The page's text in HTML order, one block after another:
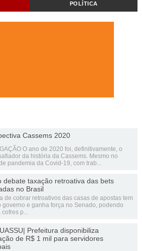
POLÍTICA
Cassems 2020
O ano de 2020 foi, definitivamente, o
da história da Cassems. Mesmo no
pandemia da Covid-19, com trab...
debate taxação retroativa das bets
no Brasil
de cobrar retroativos das casas de apostas tem
governo e ganha força no Senado, podendo
p...
Prefeitura disponibiliza
de R$ 1 mil para servidores